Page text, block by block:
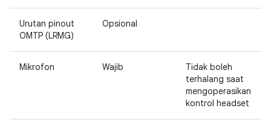
Urutan pinout
OMTP (LRMG)
Opsional
Mikrofon Wajib
Tidak boleh
terhalang saat
mengoperasikan
kontrol headset